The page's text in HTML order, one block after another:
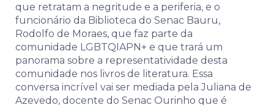
que retratam a negritude e a periferia, e o
funcionário da Biblioteca do Senac Bauru,
Rodolfo de Moraes, que faz parte da
comunidade LGBTQIAPN+ e que trará um
panorama sobre a representatividade desta
comunidade nos livros de literatura. Essa
conversa incrível vai ser mediada pela Juliana de
Azevedo, docente do Senac Ourinho que é